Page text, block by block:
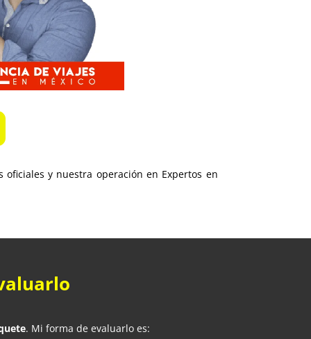
y nuestra operación en Expertos en
. Mi forma de evaluarlo es: